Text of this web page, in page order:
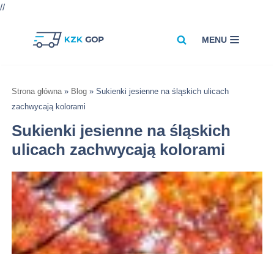
//
Przejdź
MENU
Strona główna » Blog » Sukienki jesienne na śląskich ulicach
zachwycają kolorami
Sukienki jesienne na śląskich
ulicach zachwycają kolorami